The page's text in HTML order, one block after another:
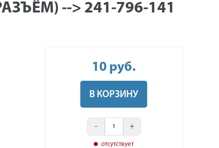
--> 241-796-141
10 руб.
В КОРЗИНУ
- +
отсутствует